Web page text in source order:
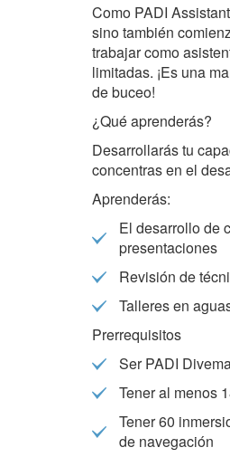
Como PADI
sino también
trabajar como
limitadas. ¡Es una
de buceo!
¿Qué aprenderás?
Desarrollarás tu
concentras en el
Aprenderás:
El desarrollo de
presentaciones
Revisión de
Talleres en
Prerrequisitos
Ser PADI
Tener al menos
Tener 60
de navegación